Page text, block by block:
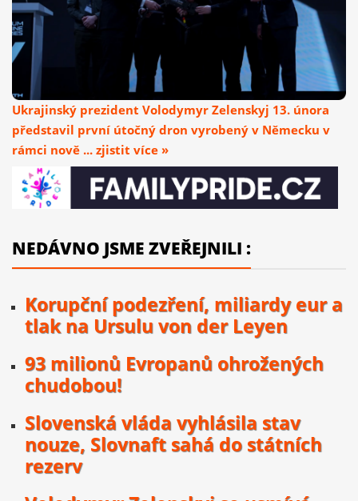
Ukrajinský prezident Volodymyr Zelenskyj 13. února
představil první útočný dron vyrobený v Německu v
rámci nově ... zjistit více »
NEDÁVNO JSME ZVEŘEJNILI :
Korupční podezření, miliardy eur a
tlak na Ursulu von der Leyen
93 milionů Evropanů ohrožených
chudobou!
Slovenská vláda vyhlásila stav
nouze, Slovnaft sahá do státních
rezerv